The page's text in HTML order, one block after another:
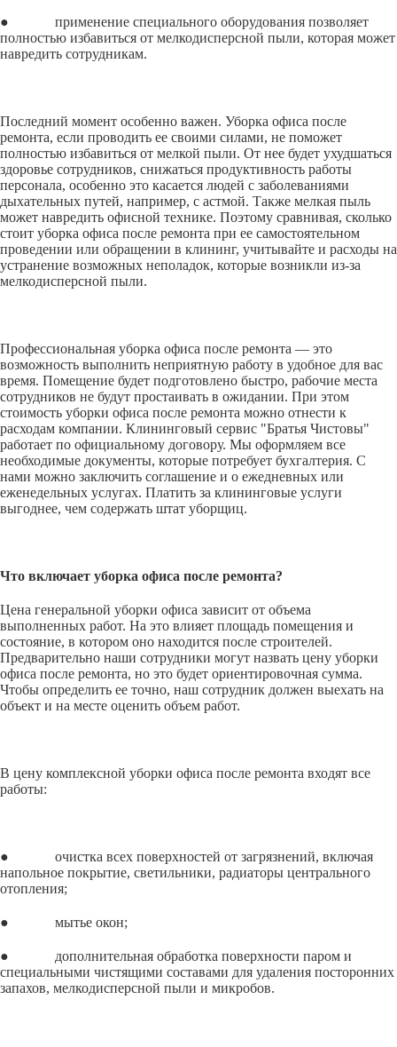
● применение специального оборудования позволяет
полностью избавиться от мелкодисперсной пыли, которая может
навредить сотрудникам.
Последний момент особенно важен. Уборка офиса после
ремонта, если проводить ее своими силами, не поможет
полностью избавиться от мелкой пыли. От нее будет ухудшаться
здоровье сотрудников, снижаться продуктивность работы
персонала, особенно это касается людей с заболеваниями
дыхательных путей, например, с астмой. Также мелкая пыль
может навредить офисной технике. Поэтому сравнивая, сколько
стоит уборка офиса после ремонта при ее самостоятельном
проведении или обращении в клининг, учитывайте и расходы на
устранение возможных неполадок, которые возникли из-за
мелкодисперсной пыли.
Профессиональная уборка офиса после ремонта — это
возможность выполнить неприятную работу в удобное для вас
время. Помещение будет подготовлено быстро, рабочие места
сотрудников не будут простаивать в ожидании. При этом
стоимость уборки офиса после ремонта можно отнести к
расходам компании. Клининговый сервис "Братья Чистовы"
работает по официальному договору. Мы оформляем все
необходимые документы, которые потребует бухгалтерия. С
нами можно заключить соглашение и о ежедневных или
еженедельных услугах. Платить за клининговые услуги
выгоднее, чем содержать штат уборщиц.
Что включает уборка офиса после ремонта?
Цена генеральной уборки офиса зависит от объема
выполненных работ. На это влияет площадь помещения и
состояние, в котором оно находится после строителей.
Предварительно наши сотрудники могут назвать цену уборки
офиса после ремонта, но это будет ориентировочная сумма.
Чтобы определить ее точно, наш сотрудник должен выехать на
объект и на месте оценить объем работ.
В цену комплексной уборки офиса после ремонта входят все
работы:
● очистка всех поверхностей от загрязнений, включая
напольное покрытие, светильники, радиаторы центрального
отопления;
● мытье окон;
● дополнительная обработка поверхности паром и
специальными чистящими составами для удаления посторонних
запахов, мелкодисперсной пыли и микробов.